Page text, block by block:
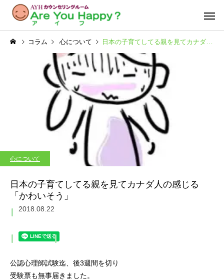
コラム 心について 日本の子育てしてる親を見てカナダ人の感じる「かわいそう」
心について
日本の子育てしてる親を見てカナダ人の感じる
「かわいそう」
2018.08.22
公認心理師試験迄、後3週間を切り
受験票も無事届きました。